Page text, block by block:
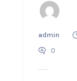
admin
0